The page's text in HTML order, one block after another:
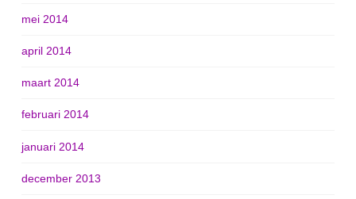
mei 2014
april 2014
maart 2014
februari 2014
januari 2014
december 2013